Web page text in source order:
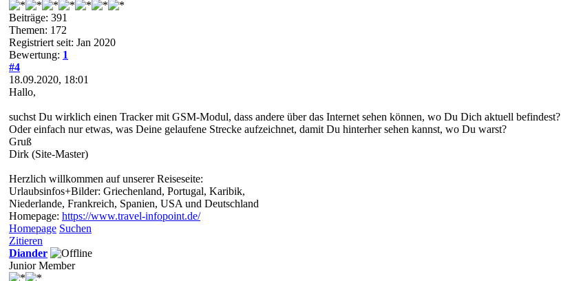
Beiträge: 391
Themen: 172
Registriert seit: Jan 2020
Bewertung: 1
#4
18.09.2020, 18:01
Hallo,
suchst Du wirklich einen Tracker mit GSM-Modul, dass andere über das Internet sehen können, wo Du Dich aktuell befindest?
Oder einfach nur etwas, was Deine gelaufene Strecke aufzeichnet, damit Du hinterher sehen kannst, wo Du warst?
Gruß
Dirk (Site-Master)
Herzlich willkommen auf unserer Reiseseite:
Urlaubsinfos+Bilder: Griechenland, Portugal, Karibik,
Niederlande, Frankreich, Spanien, USA und Deutschland
Homepage: https://www.travel-infopoint.de/
Homepage Suchen
Zitieren
Diander
Junior Member